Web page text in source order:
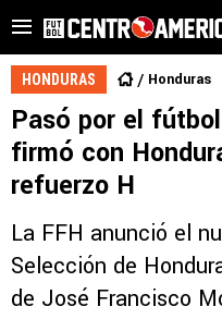
HONDURAS Honduras
Pasó por el
firmó con
refuerzo H
La FFH anunció el
Selección de
de José Francisco